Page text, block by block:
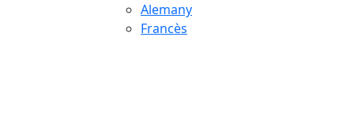
Alemany
Francès